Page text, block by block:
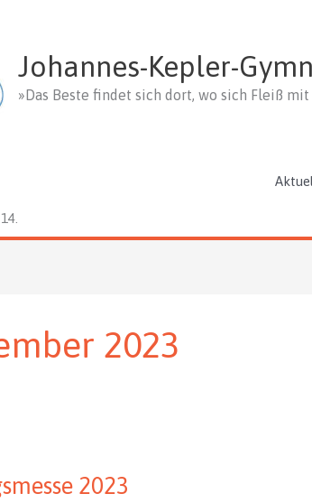
Johannes-Kepler-
»Das Beste findet sich dort, wo sich Fleiß
14.
2023
2023